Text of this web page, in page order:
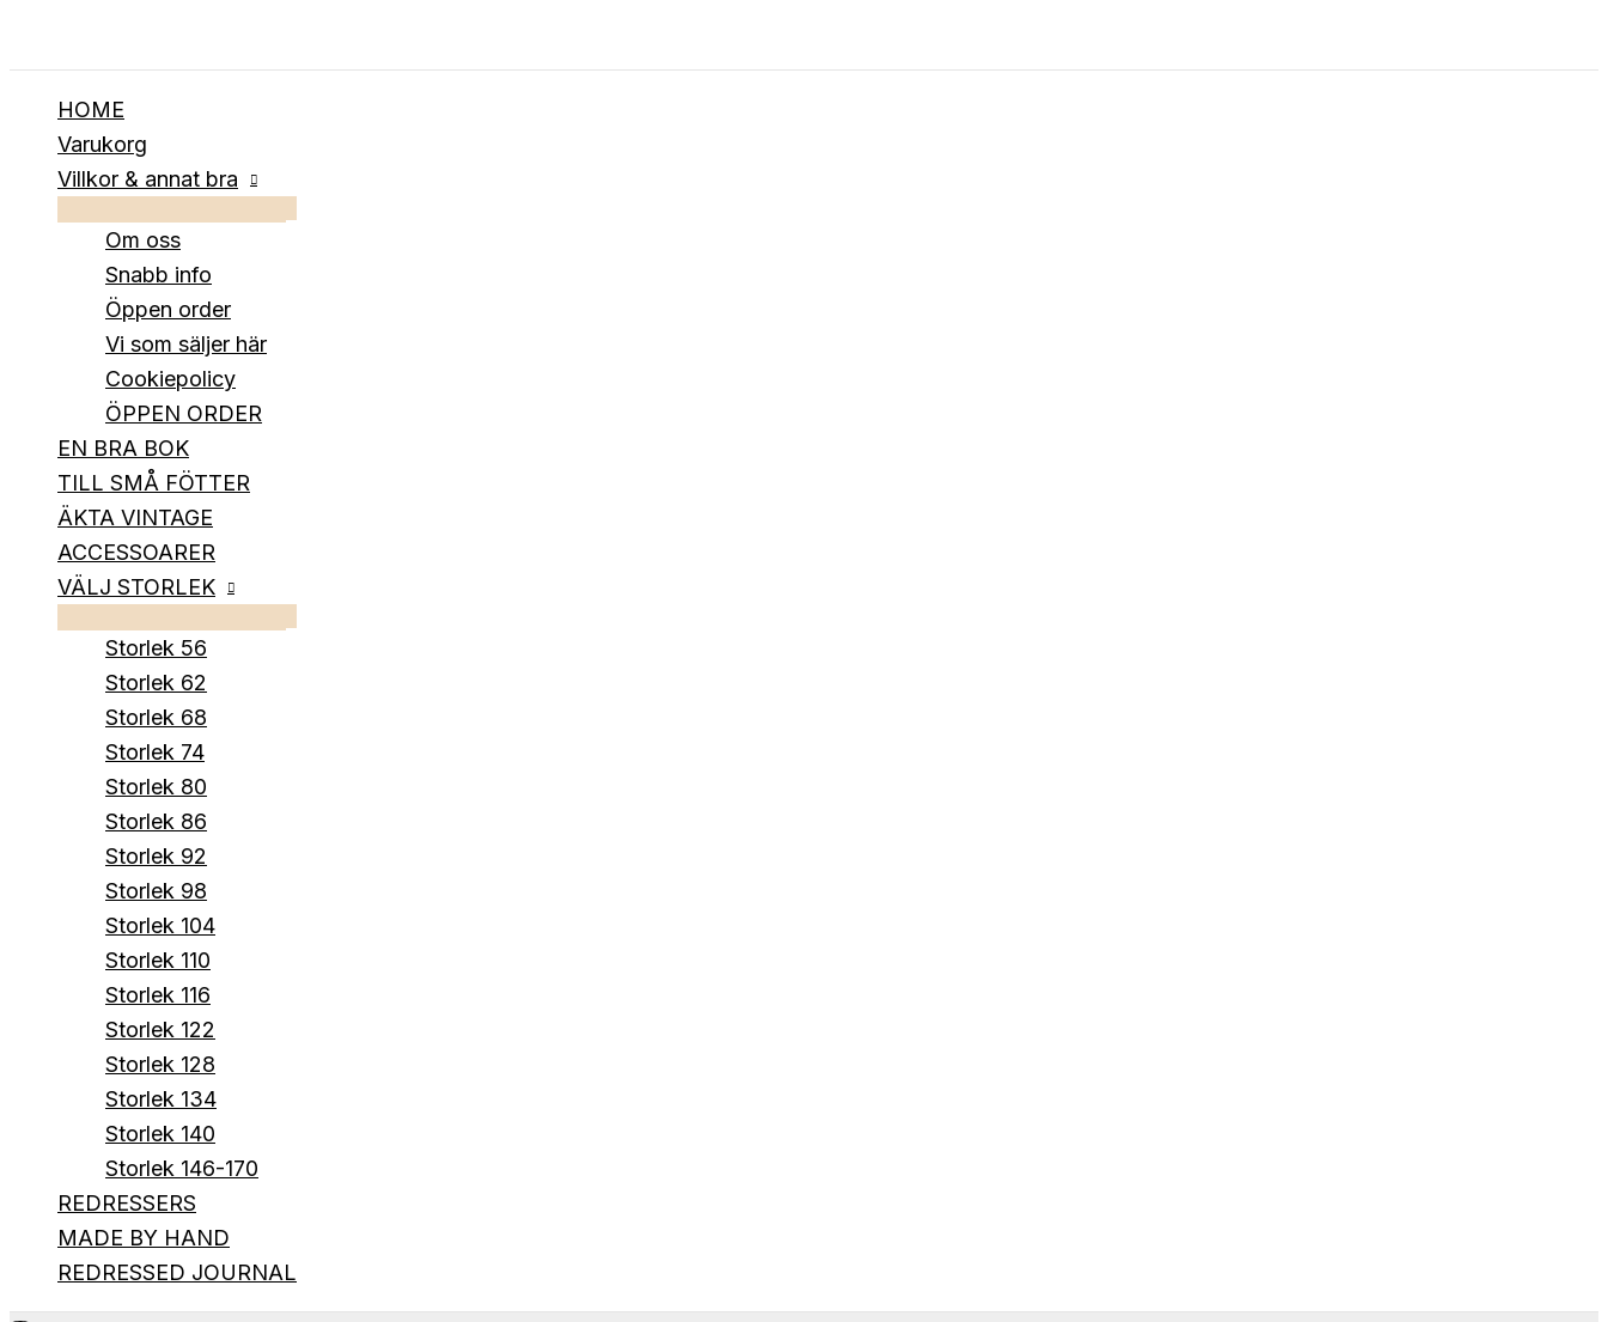
HOME
Varukorg
Villkor & annat bra
Om oss
Snabb info
Öppen order
Vi som säljer här
Cookiepolicy
ÖPPEN ORDER
EN BRA BOK
TILL SMÅ FÖTTER
ÄKTA VINTAGE
ACCESSOARER
VÄLJ STORLEK
Storlek 56
Storlek 62
Storlek 68
Storlek 74
Storlek 80
Storlek 86
Storlek 92
Storlek 98
Storlek 104
Storlek 110
Storlek 116
Storlek 122
Storlek 128
Storlek 134
Storlek 140
Storlek 146-170
REDRESSERS
MADE BY HAND
REDRESSED JOURNAL